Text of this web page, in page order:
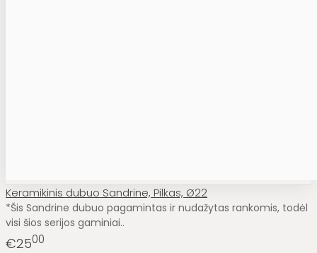
Keramikinis dubuo Sandrine, Pilkas, Ø22
*Šis Sandrine dubuo pagamintas ir nudažytas rankomis, todėl
visi šios serijos gaminiai..
€2500